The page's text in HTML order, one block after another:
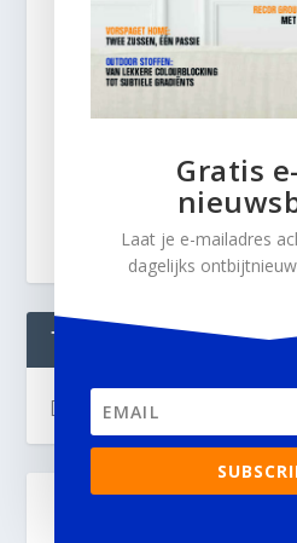
TWEETS
[custom-twitter-feeds]
Gratis
Laat je e-mailadres
dagelijks